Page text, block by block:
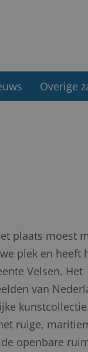
Overige
plaats moest
plek en heeft
Velsen. Het
van
ruige,
openbare